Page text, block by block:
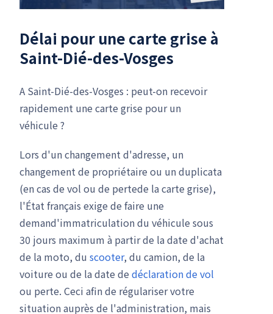
Délai pour une carte grise à
Saint-Dié-des-Vosges
A Saint-Dié-des-Vosges : peut-on recevoir
rapidement une carte grise pour un
véhicule ?
Lors d'un changement d'adresse, un
changement de propriétaire ou un duplicata
(en cas de vol ou de pertede la carte grise),
l'État français exige de faire une
demand'immatriculation du véhicule sous
30 jours maximum à partir de la date d'achat
de la moto, du scooter, du camion, de la
voiture ou de la date de déclaration de vol
ou perte. Ceci afin de régulariser votre
situation auprès de l'administration, mais